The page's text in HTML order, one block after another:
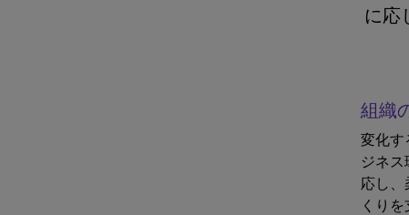
に応
組織
変化す
ジネ
応し、
くり